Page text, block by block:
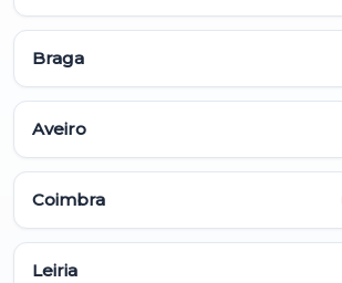
Braga
Aveiro
Coimbra
Leiria